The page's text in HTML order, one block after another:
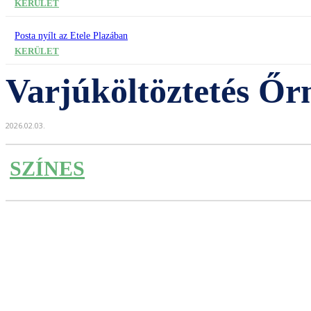
KERÜLET
Posta nyílt az Etele Plazában
KERÜLET
Varjúköltöztetés
2026.02.03.
SZÍNES